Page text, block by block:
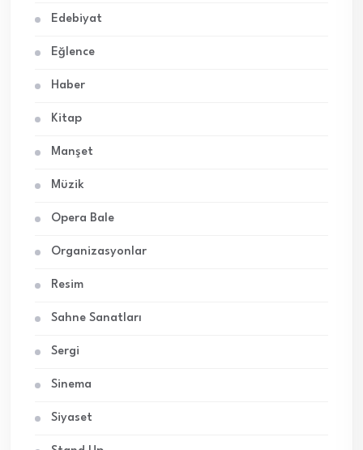
Edebiyat
Eğlence
Haber
Kitap
Manşet
Müzik
Opera Bale
Organizasyonlar
Resim
Sahne Sanatları
Sergi
Sinema
Siyaset